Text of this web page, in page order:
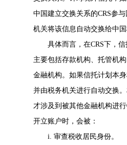
中国建立交换关系的CRS参
机关将该信息自动交换给中国
具体而言，在CRS下，信
主要包括存款机构、托管机
金融机构。如果信托计划本
并由税务机关进行自动交换
才涉及到被其他金融机构进
开立账户时，会被：
i. 审查税收居民身份。